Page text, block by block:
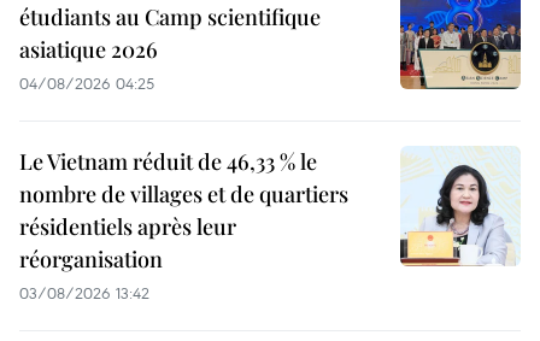
étudiants au Camp scientifique
asiatique 2026
04/08/2026 04:25
Le Vietnam réduit de 46,33 % le
nombre de villages et de quartiers
résidentiels après leur
réorganisation
03/08/2026 13:42